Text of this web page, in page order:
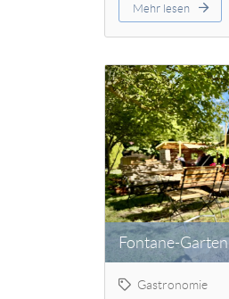
Mehr lesen
Fontane-Garten
Gastronomie